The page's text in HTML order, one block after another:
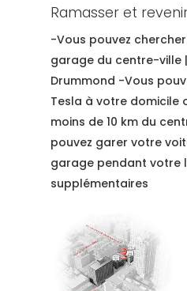
Ramasser et
-Vous pouvez
garage du centre-ville |
Drummond -Vous
Tesla à votre domicile
moins de 10 km du
pouvez garer votre
garage pendant votre
supplémentaires